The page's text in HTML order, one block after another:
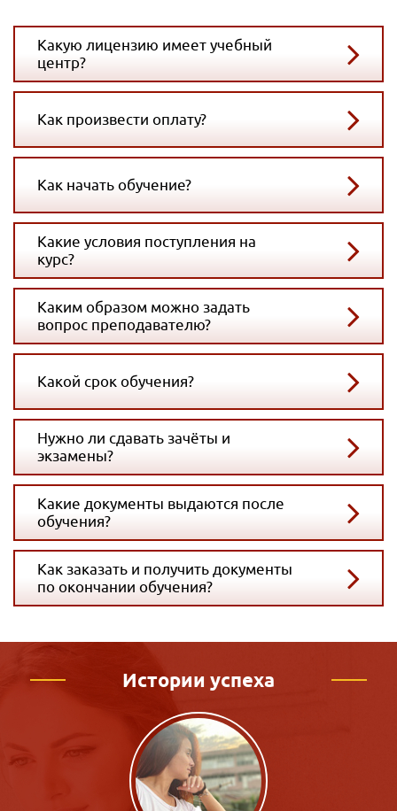
Какую лицензию имеет учебный
центр?
Как произвести оплату?
Как начать обучение?
Какие условия поступления на
курс?
Каким образом можно задать
вопрос преподавателю?
Какой срок обучения?
Нужно ли сдавать зачёты и
экзамены?
Какие документы выдаются после
обучения?
Как заказать и получить документы
по окончании обучения?
Истории успеха